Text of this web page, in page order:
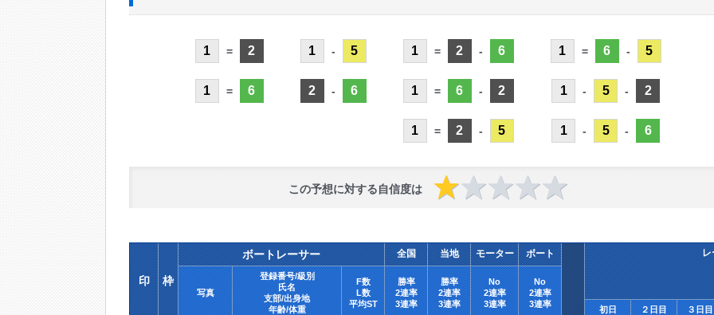
1 = 2
1 = 6
1 - 5
2 - 6
1 = 2 - 6
1 = 6 - 2
1 = 2 - 5
1 = 6 - 5
1 - 5 - 2
1 - 5 - 6
この予想に対する自信度は
印 枠
ボートレーサー 全国 当地 モーター ボート レ
写真
登録番号/級別
氏名
支部/出身地
年齢/体重
F数
L数
平均ST
勝率
2連率
3連率
勝率
2連率
3連率
No
2連率
3連率
No
2連率
3連率
初日 ２日目 ３日目